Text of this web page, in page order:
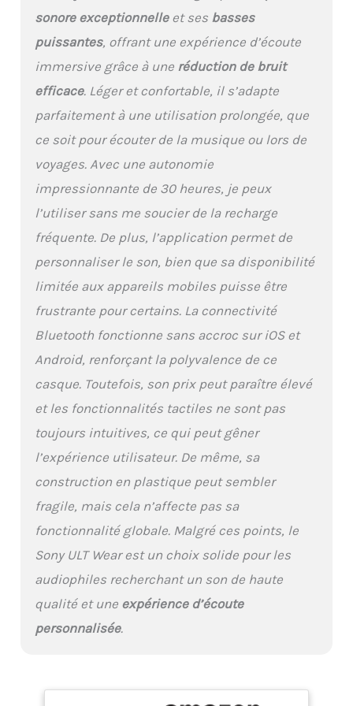
profondeur aux basses
fréquences, tandis que
Attack Bass augmente
l’énergie du son.
RÉDUCTION DE BRUIT
AVEC MODE AMBIANT :
Éliminez les distractions
et concentrez-vous
pleinement sur votre
musique grâce à la
réduction de bruit, ou
restez attentif à votre
environnement avec le
mode Son Ambiant.
ET STYLE : Ce casque
circum-aural est conçu
même lors d’une
utilisation prolongée.
compact et résistant
permet de l’emporter
APPELS D’UNE CLARTÉ
EXCEPTIONNELLE : Doté
de microphones
Beamforming et de la
technologie Precise
Voice Pickup, ULT WEAR
garantit des appels
mains libres toujours
clairs, même dans des
environnements
bruyants. LONGUE
AUTONOMIE : Profitez de
sonore exceptionnelleet ses basses
puissantes, offrant une expérience d’écoute
immersive grâce à une réduction de bruit
efficace. Léger et confortable, il s’adapte
parfaitement à une utilisation prolongée, que
ce soit pour écouter de la musique ou lors de
voyages. Avec une autonomie
impressionnante de 30 heures, je peux
l’utiliser sans me soucier de la recharge
fréquente. De plus, l’application permet de
personnaliser le son, bien que sa disponibilité
limitée aux appareils mobiles puisse être
frustrante pour certains. La connectivité
Bluetooth fonctionne sans accroc sur iOS et
Android, renforçant la polyvalence de ce
casque. Toutefois, son prix peut paraître élevé
et les fonctionnalités tactiles ne sont pas
toujours intuitives, ce qui peut gêner
l’expérience utilisateur. De même, sa
construction en plastique peut sembler
fragile, mais cela n’affecte pas sa
fonctionnalité globale. Malgré ces points, le
Sony ULT Wear est un choix solide pour les
audiophiles recherchant un son de haute
qualité et une expérience d’écoute
personnalisée.